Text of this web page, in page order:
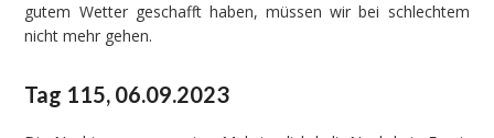
gutem Wetter geschafft haben, müssen wir bei schlechtem
nicht mehr gehen.
Tag 115, 06.09.2023